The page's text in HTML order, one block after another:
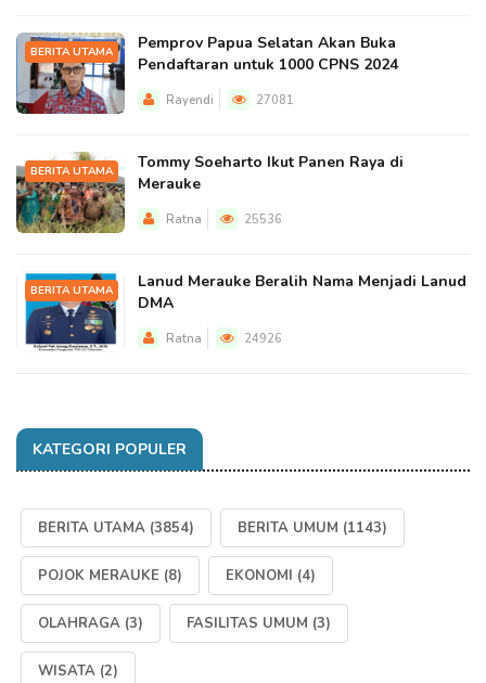
BERITA UTAMA
Pemprov Papua Selatan Akan Buka
Pendaftaran untuk 1000 CPNS 2024
Rayendi 27081
BERITA UTAMA
Tommy Soeharto Ikut Panen Raya di
Merauke
Ratna 25536
BERITA UTAMA
Lanud Merauke Beralih Nama Menjadi Lanud
DMA
Ratna 24926
KATEGORI POPULER
BERITA UTAMA (3854) BERITA UMUM (1143)
POJOK MERAUKE (8) EKONOMI (4)
OLAHRAGA (3) FASILITAS UMUM (3)
WISATA (2)